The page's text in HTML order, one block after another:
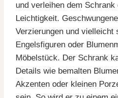
und verleihen dem Schrank
Leichtigkeit.
Verzierungen und vielleicht
Engelsfiguren oder
Möbelstück. Der Schrank
Details wie bemalten
Akzenten oder kleinen